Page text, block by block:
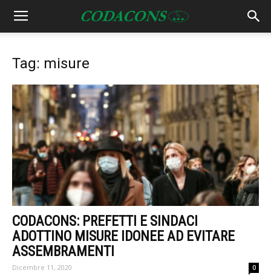
Tag: misure
CODACONS: PREFETTI E SINDACI
ADOTTINO MISURE IDONEE AD EVITARE
ASSEMBRAMENTI
Dicembre 11, 2020 0